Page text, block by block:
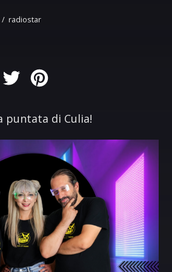
/ radiostar
Copy
Twitter
puntata di Culia!